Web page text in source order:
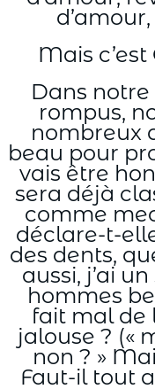
Mais c’est
Dans
rompus,
nombreux
beau pour
vais être
sera déjà
comme
déclare-t-
des dents,
aussi, j’ai
hommes
fait mal de
jalouse ? («
non ? »
Faut-il tout